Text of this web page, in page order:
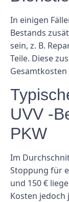
In einigen
Bestands
sein, z. B.
Teile. Diese
UVV -
PKW
Im
Stoppung für
und 150 €
Kosten jedoch